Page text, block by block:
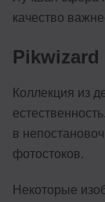
качество
Pikwizard
Коллекция из
в
фотостоков.
Некоторые